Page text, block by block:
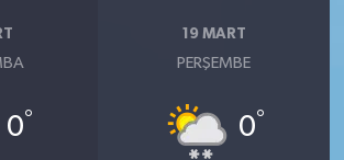
0°
19 MART
PERŞEMBE
0°